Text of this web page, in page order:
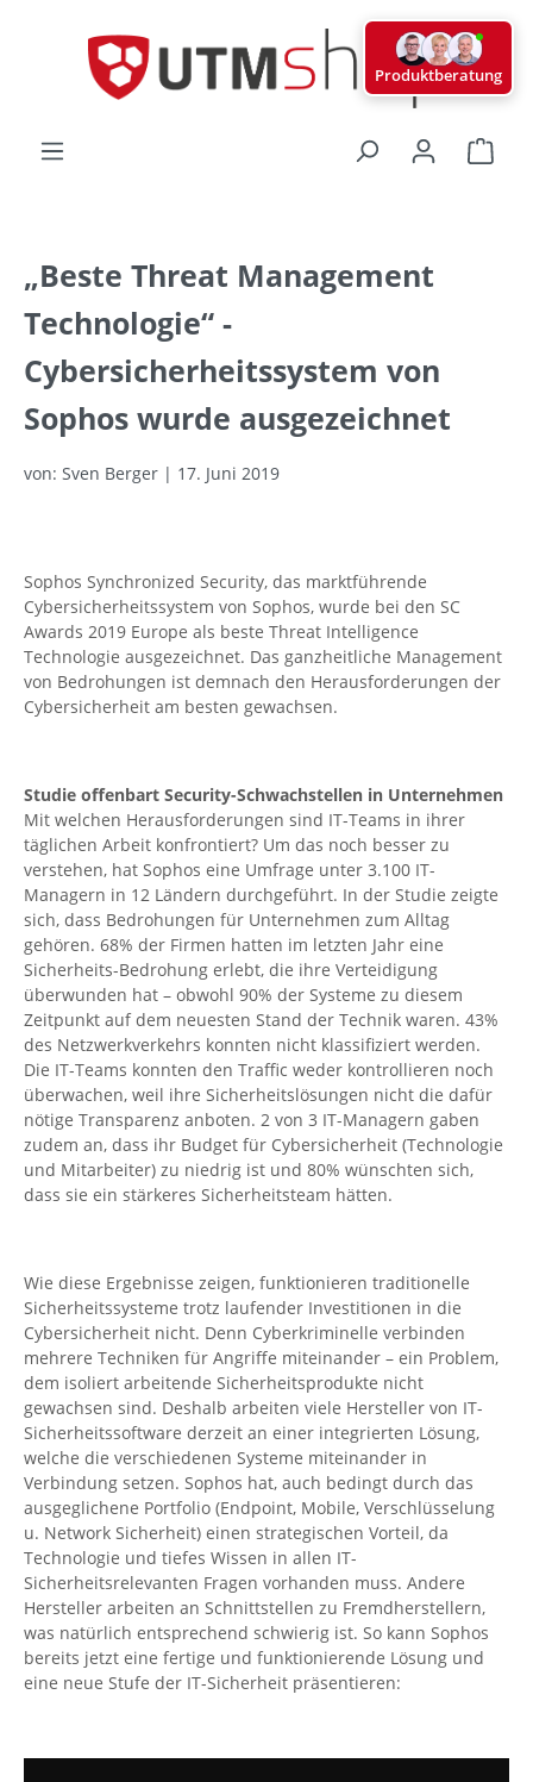
„Beste Threat Management
Technologie“ -
Cybersicherheitssystem von
Sophos wurde ausgezeichnet
von: Sven Berger | 17. Juni 2019
Sophos Synchronized Security, das marktführende
Cybersicherheitssystem von Sophos, wurde bei den SC
Awards 2019 Europe als beste Threat Intelligence
Technologie ausgezeichnet. Das ganzheitliche Management
von Bedrohungen ist demnach den Herausforderungen der
Cybersicherheit am besten gewachsen.
Studie offenbart Security-Schwachstellen in Unternehmen
Mit welchen Herausforderungen sind IT-Teams in ihrer
täglichen Arbeit konfrontiert? Um das noch besser zu
verstehen, hat Sophos eine Umfrage unter 3.100 IT-
Managern in 12 Ländern durchgeführt. In der Studie zeigte
sich, dass Bedrohungen für Unternehmen zum Alltag
gehören. 68% der Firmen hatten im letzten Jahr eine
Sicherheits-Bedrohung erlebt, die ihre Verteidigung
überwunden hat – obwohl 90% der Systeme zu diesem
Zeitpunkt auf dem neuesten Stand der Technik waren. 43%
des Netzwerkverkehrs konnten nicht klassifiziert werden.
Die IT-Teams konnten den Traffic weder kontrollieren noch
überwachen, weil ihre Sicherheitslösungen nicht die dafür
nötige Transparenz anboten. 2 von 3 IT-Managern gaben
zudem an, dass ihr Budget für Cybersicherheit (Technologie
und Mitarbeiter) zu niedrig ist und 80% wünschten sich,
dass sie ein stärkeres Sicherheitsteam hätten.
Wie diese Ergebnisse zeigen, funktionieren traditionelle
Sicherheitssysteme trotz laufender Investitionen in die
Cybersicherheit nicht. Denn Cyberkriminelle verbinden
mehrere Techniken für Angriffe miteinander – ein Problem,
dem isoliert arbeitende Sicherheitsprodukte nicht
gewachsen sind. Deshalb arbeiten viele Hersteller von IT-
Sicherheitssoftware derzeit an einer integrierten Lösung,
welche die verschiedenen Systeme miteinander in
Verbindung setzen. Sophos hat, auch bedingt durch das
ausgeglichene Portfolio (Endpoint, Mobile, Verschlüsselung
u. Network Sicherheit) einen strategischen Vorteil, da
Technologie und tiefes Wissen in allen IT-
Sicherheitsrelevanten Fragen vorhanden muss. Andere
Hersteller arbeiten an Schnittstellen zu Fremdherstellern,
was natürlich entsprechend schwierig ist. So kann Sophos
bereits jetzt eine fertige und funktionierende Lösung und
eine neue Stufe der IT-Sicherheit präsentieren:
Produktberatung